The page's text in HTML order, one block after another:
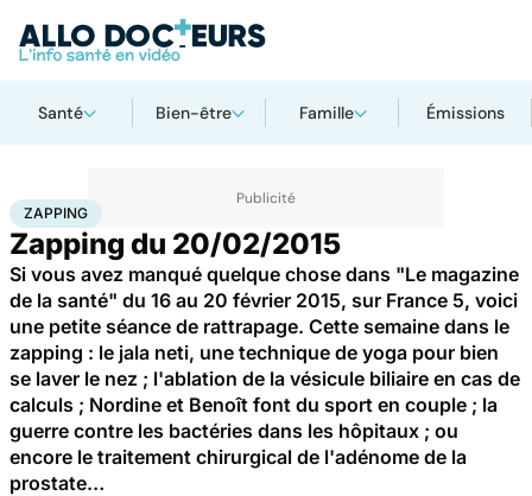
Santé Bien-être Famille Émissions
AccueilSanté
ZAPPING
Zapping du 20/02/2015
Si vous avez manqué quelque chose dans "Le magazine
de la santé" du 16 au 20 février 2015, sur France 5, voici
une petite séance de rattrapage. Cette semaine dans le
zapping : le jala neti, une technique de yoga pour bien
se laver le nez ; l'ablation de la vésicule biliaire en cas de
calculs ; Nordine et Benoît font du sport en couple ; la
guerre contre les bactéries dans les hôpitaux ; ou
encore le traitement chirurgical de l'adénome de la
prostate…